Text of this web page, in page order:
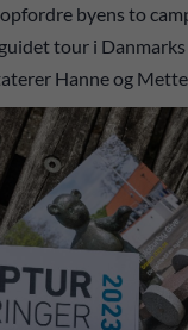
byens to
tour i
Hanne og